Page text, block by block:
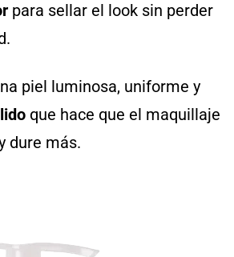
para sellar el look sin perder
piel luminosa, uniforme y
que hace que el maquillaje
dure más.